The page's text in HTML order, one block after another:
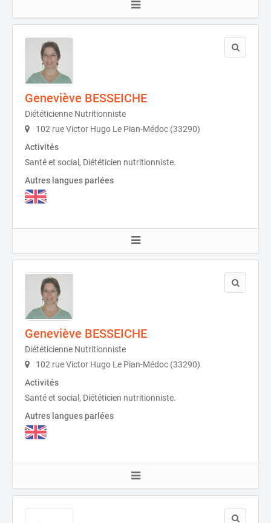
Geneviève BESSEICHE
Diététicienne Nutritionniste
102 rue Victor Hugo Le Pian-Médoc (33290)
Activités
Santé et social, Diététicien nutritionniste.
Autres langues parlées
Geneviève BESSEICHE
Diététicienne Nutritionniste
102 rue Victor Hugo Le Pian-Médoc (33290)
Activités
Santé et social, Diététicien nutritionniste.
Autres langues parlées